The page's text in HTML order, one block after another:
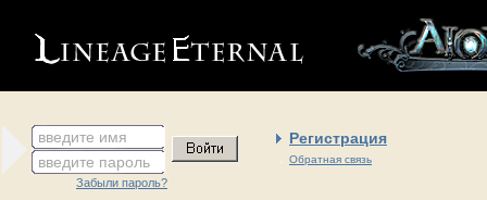
введите имя Регистрация
Обратная связь
введите пароль
Забыли пароль?